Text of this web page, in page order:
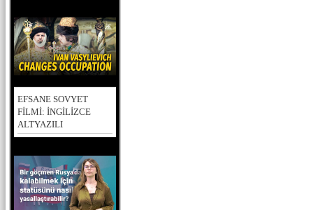
EFSANE SOVYET
FİLMİ: İNGİLİZCE
ALTYAZILI